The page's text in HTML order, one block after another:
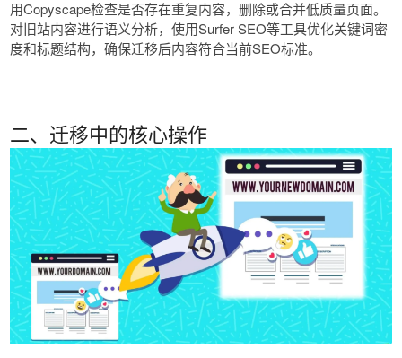
用Copyscape检查是否存在重复内容，删除或合并低质量页面。
对旧站内容进行语义分析，使用Surfer SEO等工具优化关键词密
度和标题结构，确保迁移后内容符合当前SEO标准。
二、迁移中的核心操作